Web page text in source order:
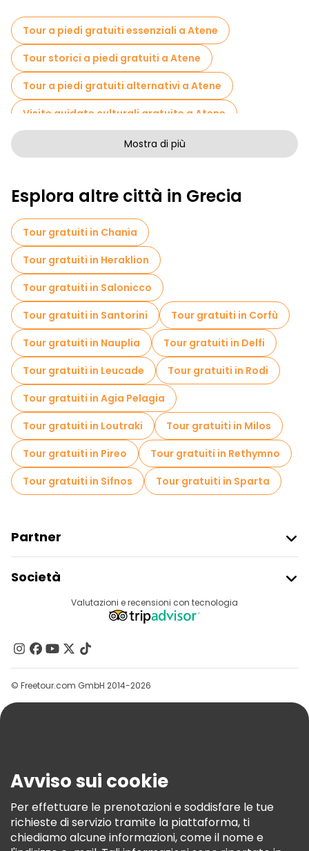
Tour a piedi gratuiti essenziali a Atene
Tour storici a piedi gratuiti a Atene
Tour a piedi gratuiti alternativi a Atene
Visite guidate culturali gratuite a Atene
Tour a piedi senza arte a Atene
Attività sportive a Atene
Visite autoguidate in Atene
Giochi di fuga in Atene
Visite gratuite alle leggende e al mistero in Atene
Musei in Atene
Visita gratuita del centro storico Atene
Visite al mercato in Atene
Tour di degustazione locali in Atene
Gite giornaliere gratuite a Atene
Passeggiate notturne gratuite a Atene
Tour in bicicletta a Atene
Tour gratuiti nelle vicinanze Temple of Olympian Zeus
Tour gratuiti nelle vicinanze Monastiraki Square
Mostra di più
Esplora altre città in Grecia
Tour gratuiti in Chania
Tour gratuiti in Heraklion
Tour gratuiti in Salonicco
Tour gratuiti in Santorini
Tour gratuiti in Corfù
Tour gratuiti in Nauplia
Tour gratuiti in Delfi
Tour gratuiti in Leucade
Tour gratuiti in Rodi
Tour gratuiti in Agia Pelagia
Tour gratuiti in Loutraki
Tour gratuiti in Milos
Tour gratuiti in Pireo
Tour gratuiti in Rethymno
Tour gratuiti in Sifnos
Tour gratuiti in Sparta
Partner
Accesso Del Fornitore
Programma Di Affiliazione
Società
Destinazioni
Contattaci
Gruppi
Aiuto
Termini E Condizioni
Informativa Sui Cookie
Freetour Premi
Programma Di Fidelizzazione
Valutazioni e recensioni con tecnologia
© Freetour.com GmbH 2014-2026
Avviso sui cookie
Per effettuare le prenotazioni e soddisfare le tue
richieste di servizio tramite la piattaforma, ti
chiediamo alcune informazioni, come il nome e